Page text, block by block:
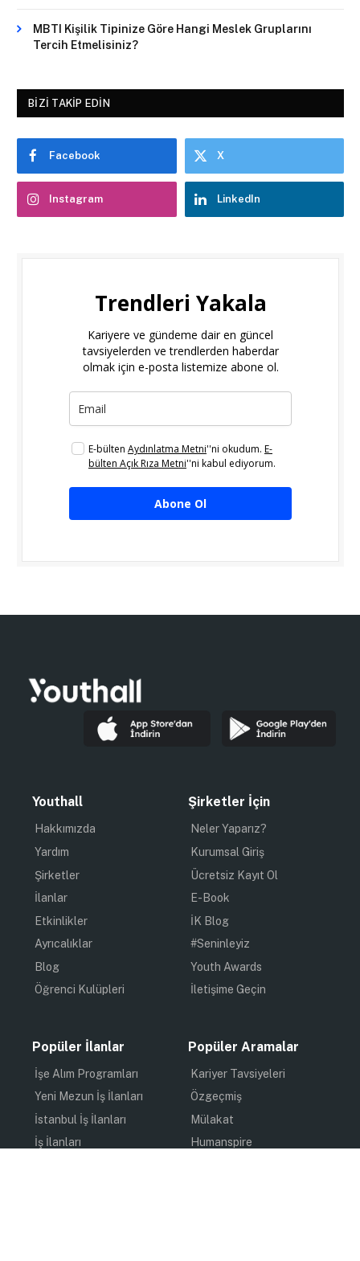
MBTI Kişilik Tipinize Göre Hangi Meslek Gruplarını
Tercih Etmelisiniz?
BIZI TAKIP EDIN
Facebook X
Instagram LinkedIn
Trendleri Yakala
Kariyere ve gündeme dair en güncel
tavsiyelerden ve trendlerden haberdar
olmak için e-posta listemize abone ol.
E-bülten Aydınlatma Metni''ni okudum. E-
bülten Açık Rıza Metni''ni kabul ediyorum.
Abone Ol
Youthall
Hakkımızda
Yardım
Şirketler
İlanlar
Etkinlikler
Ayrıcalıklar
Blog
Öğrenci Kulüpleri
Şirketler İçin
Neler Yaparız?
Kurumsal Giriş
Ücretsiz Kayıt Ol
E-Book
İK Blog
#Seninleyiz
Youth Awards
İletişime Geçin
Popüler İlanlar
İşe Alım Programları
Yeni Mezun İş İlanları
İstanbul İş İlanları
İş İlanları
Popüler Aramalar
Kariyer Tavsiyeleri
Özgeçmiş
Mülakat
Humanspire